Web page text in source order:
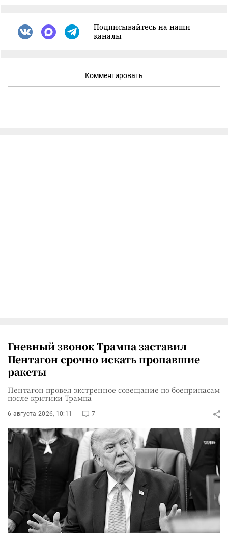
Подписывайтесь на наши
каналы
Комментировать
Гневный звонок Трампа заставил
Пентагон срочно искать пропавшие
ракеты
Пентагон провел экстренное совещание по боеприпасам
после критики Трампа
6 августа 2026, 10:11 7